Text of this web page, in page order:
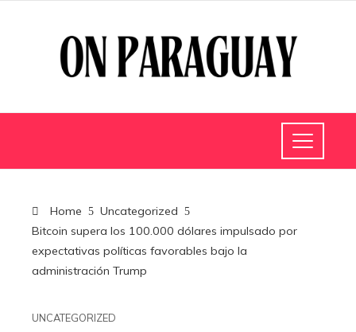
Home
Uncategorized
Bitcoin supera los 100.000 dólares impulsado por
expectativas políticas favorables bajo la
administración Trump
UNCATEGORIZED